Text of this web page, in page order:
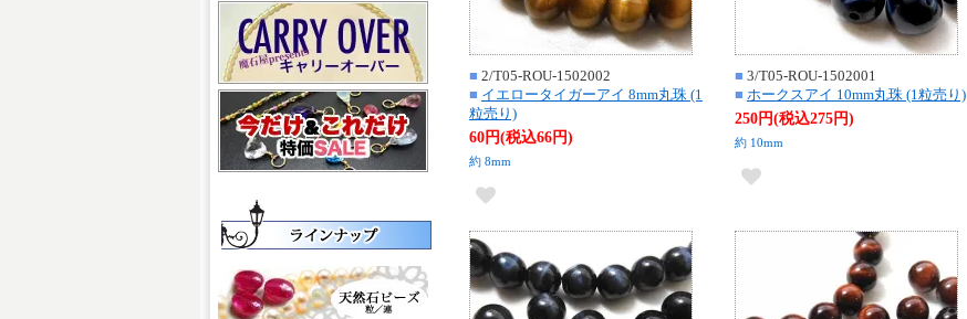
■ 2/T05-ROU-1502002
■ イエロータイガーアイ 8mm丸珠 (1
粒売り)
60円(税込66円)
約 8mm
■ 3/T05-ROU-1502001
■ ホークスアイ 10mm丸珠 (1粒売り)
250円(税込275円)
約 10mm